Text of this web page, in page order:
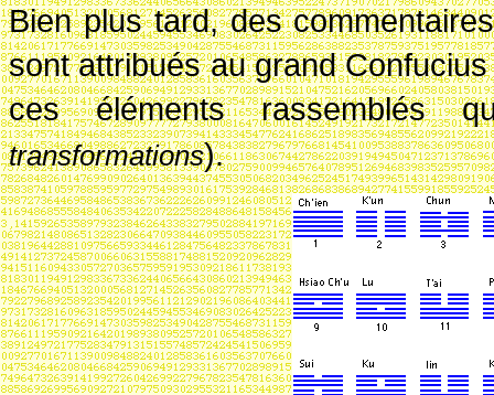
Bien plus tard, des
sont attribués au grand
ces éléments rassemblés
transformations).